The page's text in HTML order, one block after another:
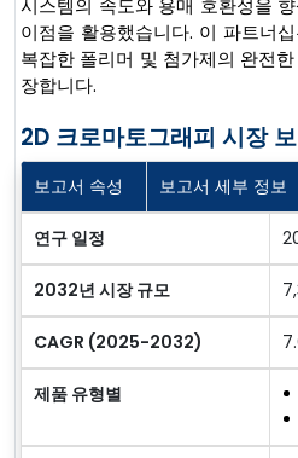
시스템의 속도와 용매 호환성을
이점을 활용했습니다. 이 파트너
복잡한 폴리머 및 첨가제의 완전
장합니다.
2D 크로마토그래피 시장
보고서 속성 보고서 세부 정보
연구 일정
2032년 시장 규모
CAGR (2025-2032)
제품 유형별